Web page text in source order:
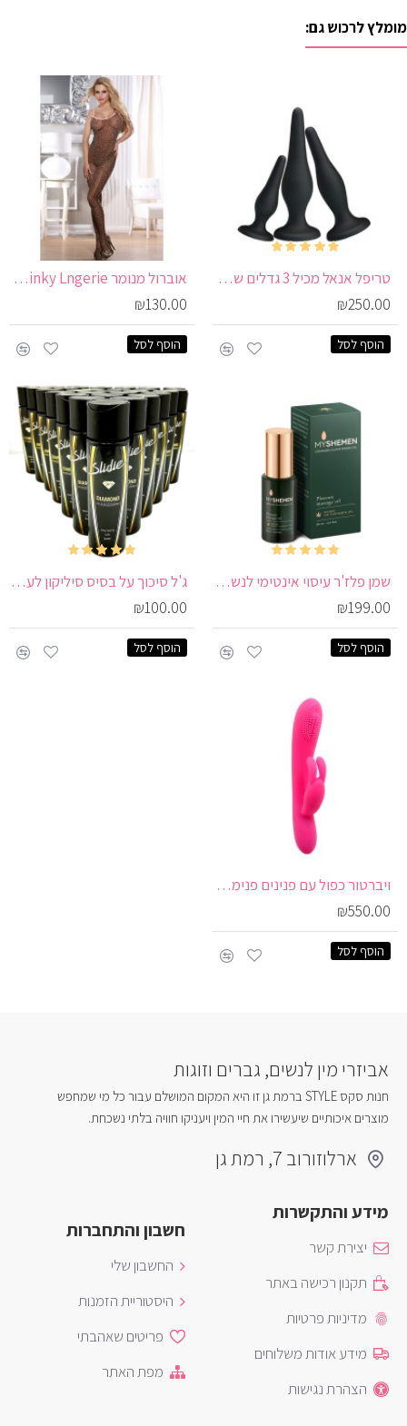
מומלץ לרכוש גם:
טריפל אנאל מכיל 3 גדלים של פלאג אנאלי למתחילים ולמתקדמים | Triple Anal Silicone Set
₪250.00
הוסף לסל
אוברול מנומר Kinky Pinky Lngerie
₪130.00
הוסף לסל
שמן פלז'ר עיסוי אינטימי לנשים להעצמת אורגזמה | My Shemen Pleasure
₪199.00
הוסף לסל
ג'ל סיכוך על בסיס סיליקון לעיסוי אנאלי ווגינאלי | Slide DIAMOND
₪100.00
הוסף לסל
ויברטור כפול עם פנינים פנימיות ורטט חיצוני | Tickling
₪550.00
הוסף לסל
אביזרי מין לנשים, גברים וזוגות
חנות סקס STYLE ברמת גן זו היא המקום המושלם עבור כל מי שמחפש
מוצרים איכותיים שיעשירו את חיי המין ויעניקו חוויה בלתי נשכחת.
ארלוזורוב 7, רמת גן
מידע והתקשרות
יצירת קשר
תקנון רכישה באתר
מדיניות פרטיות
מידע אודות משלוחים
הצהרת נגישות
חשבון והתחברות
החשבון שלי
היסטוריית הזמנות
פריטים שאהבתי
מפת האתר